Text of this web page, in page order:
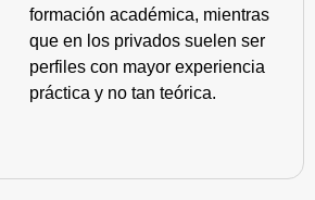
formación académica, mientras
que en los privados suelen ser
perfiles con mayor experiencia
práctica y no tan teórica.